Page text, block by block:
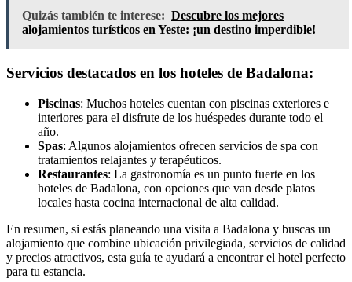
Quizás también te interese: Descubre los mejores
alojamientos turísticos en Yeste: ¡un destino imperdible!
Servicios destacados en los hoteles de Badalona:
Piscinas: Muchos hoteles cuentan con piscinas exteriores e
interiores para el disfrute de los huéspedes durante todo el
año.
Spas: Algunos alojamientos ofrecen servicios de spa con
tratamientos relajantes y terapéuticos.
Restaurantes: La gastronomía es un punto fuerte en los
hoteles de Badalona, con opciones que van desde platos
locales hasta cocina internacional de alta calidad.
En resumen, si estás planeando una visita a Badalona y buscas un
alojamiento que combine ubicación privilegiada, servicios de calidad
y precios atractivos, esta guía te ayudará a encontrar el hotel perfecto
para tu estancia.